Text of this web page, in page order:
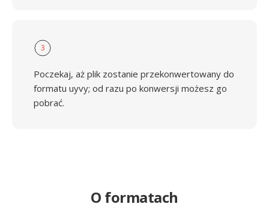
3
Poczekaj, aż plik zostanie przekonwertowany do
formatu uyvy; od razu po konwersji możesz go
pobrać.
O formatach